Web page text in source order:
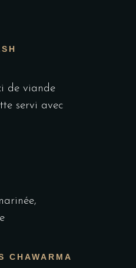
de viande
servi avec
CHAWARMA